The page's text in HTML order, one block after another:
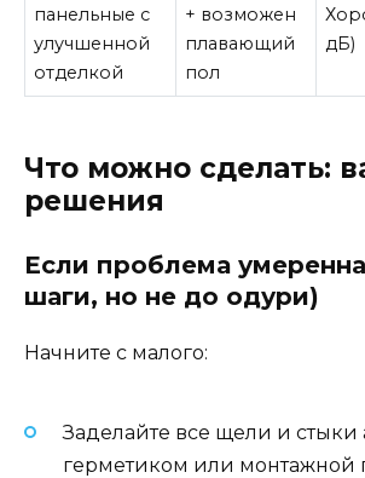
панельные с
улучшенной
отделкой
+ возможен
плавающий
пол
дБ)
Что можно сделать:
решения
Если проблема
шаги, но не до одури)
Начните с малого:
Заделайте все щели и
герметиком или монтажной